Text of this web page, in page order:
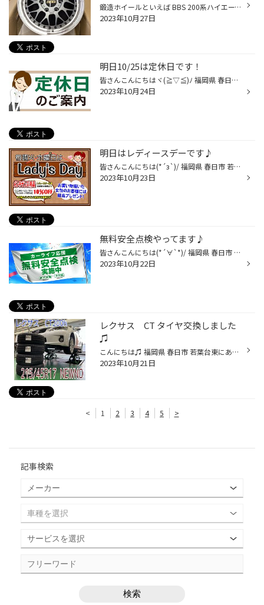
鍛造ホイールといえば BBS 200系ハイエース専用のBBSが発売されました。 RX-T ホイールサイズは 17X6.5J+38 のみで ハブリング要らずのボア径となっています。 カラーはマットグレー 200系 ハイエースでホイールをご検討の方は BBS で仕上げてみませんか？ BBS RX-T
2023年10月27日
明日10/25は定休日です！
皆さんこんにちはヾ(≧▽≦)ﾉ 福岡県 春日市 若葉台東 にあるタイヤ館春日店です。 タイヤ館春日店のHPをご覧いただき 誠にありがとうございます！ 25日(水)は定休日となっております。 ご迷惑をおかけいたしますが、 ご来店の際はご注意くださいませm(_ _)m
2023年10月24日
明日はレディースデーです♪
皆さんこんにちは(*´з`)/ 福岡県 春日市 若葉台東 にあるタイヤ館春日店です♪ タイヤ館春日店のHPをご覧いただき、 誠にありがとうございます(｡-_-｡) 明日はレディースデーとなっております(´艸｀*)♪ オイル・バッテリー・ワイパーなど、 メンテナンス用品が10％OFFとなります(*´з`)/ また、お買い...
2023年10月23日
無料安全点検やってます♪
皆さんこんにちは(*´∀`*)/ 福岡県 春日市 若葉台東 にある タイヤ館 春日店のWebをご覧いただき 誠にありがとうございます(*´з`)/♪ タイヤ館は、あなたの町の "カーメンテナンス専門店"です。 本日は無料の安全点検のお知らせです！！ タイヤ館 春日店では、皆様が安心して、お車に乗っていただける...
2023年10月22日
レクサス CT タイヤ交換しました
♫
こんにちは♫ 福岡県 春日市 若葉台東にあります、タイヤ館春日店の牧口です！ 今日は、レクサス CT のタイヤ交換をしました！ タイヤは、ブリヂストンの ニューノ をお取り付けさせていただきました！ サクサクっとタイヤを新品に組み換え、バランス調整をし、お車にタイヤホイールをお取り付けで...
2023年10月21日
< 1 2 3 4 5 >
記事検索